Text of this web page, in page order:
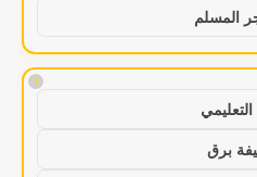
المسلم
!
برق